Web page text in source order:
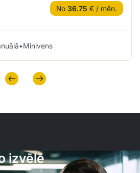
No 36.75 € / mēn.
•Minivens
izvēlē